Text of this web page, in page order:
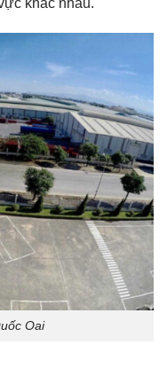
khác nhau.
Oai